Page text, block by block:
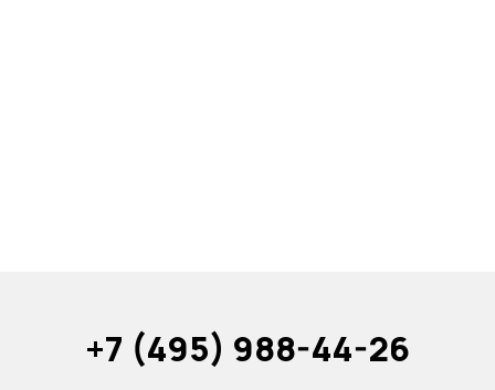
+7 (495) 988-44-26